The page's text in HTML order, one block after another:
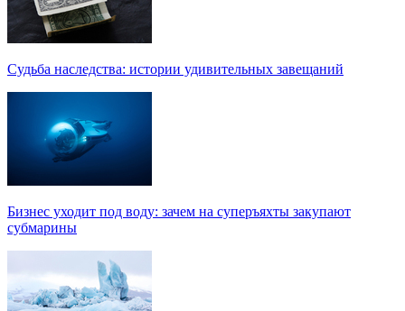
Судьба наследства: истории удивительных завещаний
Бизнес уходит под воду: зачем на суперъяхты закупают
субмарины